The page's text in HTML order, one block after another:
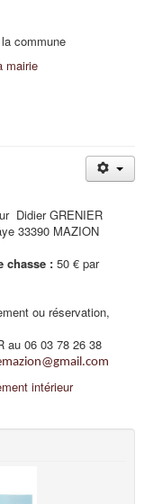
commune
mairie
Didier GRENIER
33390 MAZION
chasse : 50 € par
ou réservation,
au 06 03 78 26 38
intérieur